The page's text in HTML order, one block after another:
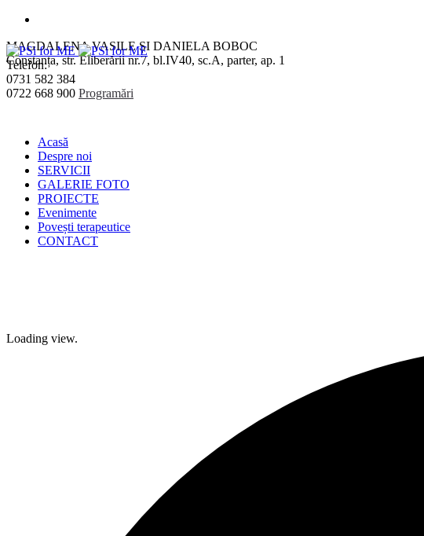
MAGDALENA VASILE ȘI DANIELA BOBOC
Constanța, str. Eliberării nr.7, bl.IV40, sc.A, parter, ap. 1
Telefon:
0731 582 384
0722 668 900 Programări
Acasă
Despre noi
SERVICII
GALERIE FOTO
PROIECTE
Evenimente
Povești terapeutice
CONTACT
Loading view.